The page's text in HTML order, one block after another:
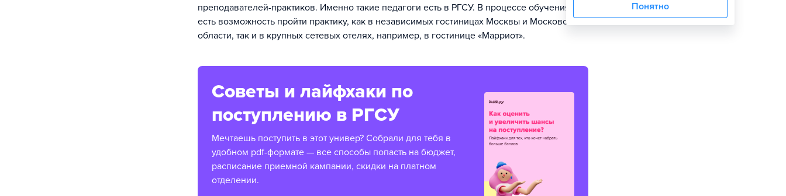
преподавателей-практиков. Именно такие педагоги есть в РГСУ. В процессе обучения
есть возможность пройти практику, как в независимых гостиницах Москвы и Московской
области, так и в крупных сетевых отелях, например, в гостинице «Марриот».
Советы и лайфхаки по
поступлению в РГСУ
Мечтаешь поступить в этот универ? Собрали для тебя в
удобном pdf-формате — все способы попасть на бюджет,
расписание приемной кампании, скидки на платном
отделении.
Понятно